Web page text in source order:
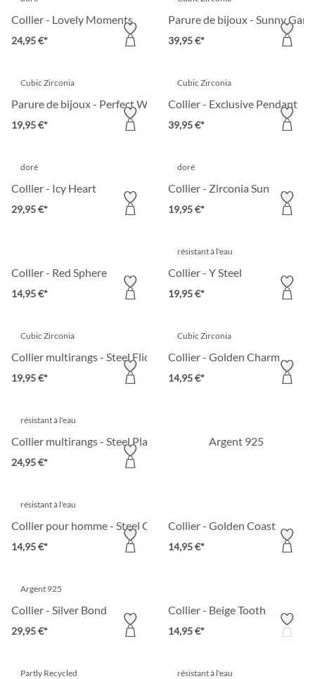
Collier - Lovely Moments
24,95 €*
Parure de bijoux - Sunny
39,95 €*
Cubic Zirconia
Parure de bijoux - Perfect Wonder
19,95 €*
Cubic Zirconia
Collier - Exclusive Pendant
39,95 €*
doré
Collier - Icy Heart
29,95 €*
doré
Collier - Zirconia Sun
19,95 €*
Collier - Red Sphere
14,95 €*
résistant à l'eau
Collier - Y Steel
19,95 €*
Cubic Zirconia
Collier multirangs - Steel Flicker
19,95 €*
Cubic Zirconia
Collier - Golden Charm
14,95 €*
résistant à l'eau
Collier multirangs - Steel Plates
24,95 €*
Argent 925
résistant à l'eau
Collier pour homme - Steel Cross
14,95 €*
Collier - Golden Coast
14,95 €*
Argent 925
Collier - Silver Bond
29,95 €*
Collier - Beige Tooth
14,95 €*
Partly Recycled résistant à l'eau